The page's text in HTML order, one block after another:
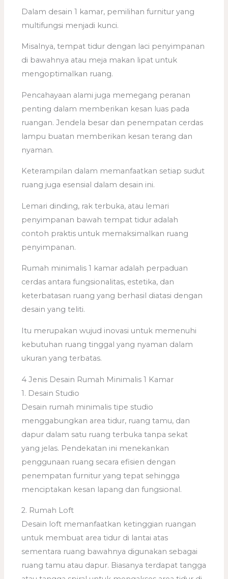
Dalam desain 1 kamar, pemilihan furnitur yang
multifungsi menjadi kunci.
Misalnya, tempat tidur dengan laci penyimpanan
di bawahnya atau meja makan lipat untuk
mengoptimalkan ruang.
Pencahayaan alami juga memegang peranan
penting dalam memberikan kesan luas pada
ruangan. Jendela besar dan penempatan cerdas
lampu buatan memberikan kesan terang dan
nyaman.
Keterampilan dalam memanfaatkan setiap sudut
ruang juga esensial dalam desain ini.
Lemari dinding, rak terbuka, atau lemari
penyimpanan bawah tempat tidur adalah
contoh praktis untuk memaksimalkan ruang
penyimpanan.
Rumah minimalis 1 kamar adalah perpaduan
cerdas antara fungsionalitas, estetika, dan
keterbatasan ruang yang berhasil diatasi dengan
desain yang teliti.
Itu merupakan wujud inovasi untuk memenuhi
kebutuhan ruang tinggal yang nyaman dalam
ukuran yang terbatas.
4 Jenis Desain Rumah Minimalis 1 Kamar
1. Desain Studio
Desain rumah minimalis tipe studio
menggabungkan area tidur, ruang tamu, dan
dapur dalam satu ruang terbuka tanpa sekat
yang jelas. Pendekatan ini menekankan
penggunaan ruang secara efisien dengan
penempatan furnitur yang tepat sehingga
menciptakan kesan lapang dan fungsional.
2. Rumah Loft
Desain loft memanfaatkan ketinggian ruangan
untuk membuat area tidur di lantai atas
sementara ruang bawahnya digunakan sebagai
ruang tamu atau dapur. Biasanya terdapat tangga